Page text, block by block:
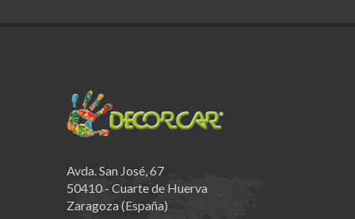
Avda. San José, 67
50410 - Cuarte de Huerva
Zaragoza (España)